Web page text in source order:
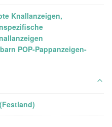
Knallanzeigen,
POP-Pappanzeigen-